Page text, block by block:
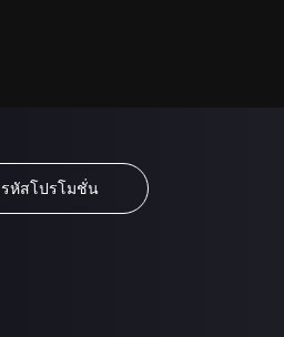
รหัสโปรโมชั่น